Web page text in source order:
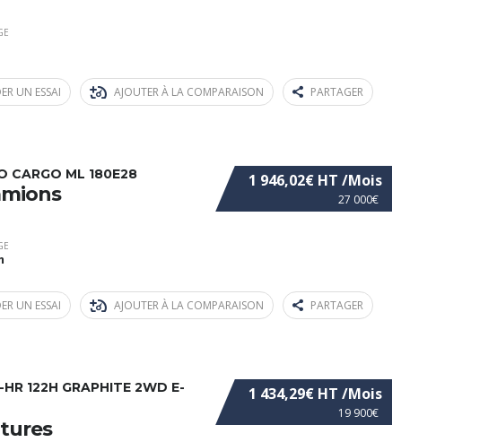
UN ESSAI AJOUTER À LA COMPARAISON PARTAGER
27 000€
1 946,02€ HT /Mois
CARGO ML 180E28
UN ESSAI AJOUTER À LA COMPARAISON PARTAGER
19 900€
1 434,29€ HT /Mois
122H GRAPHITE 2WD E-